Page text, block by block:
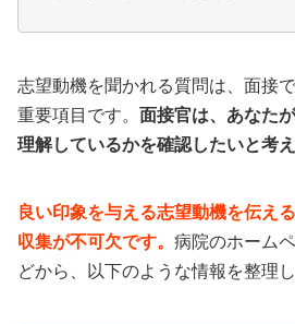
志望動機を聞かれる質問は、面接
重要項目です。 面接官は、あなた
理解しているかを確認したいと考え
良い印象を与える志望動機を伝え
収集が不可欠です。 病院のホーム
どから、以下のような情報を整理